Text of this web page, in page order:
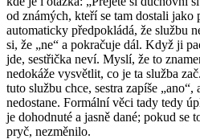
od známých, kteří se tam dostali jako
automaticky předpokládá, že službu
si, že „ne“ a pokračuje dál. Když ji
jde, sestřička neví. Myslí, že to
nedokáže vysvětlit, co je ta služba
tuto službu chce, sestra zapíše „ano“,
nedostane. Formální věci tady tedy
je dohodnuté a jasně dané; pokud se
pryč, nezměnilo.